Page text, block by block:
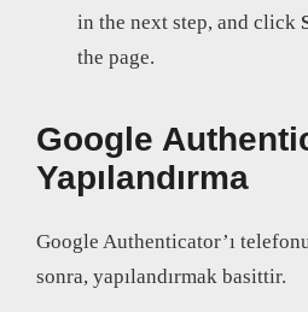
in the next step, and click
the page.
Google
Yapılandırma
Google Authenticator’ı
sonra, yapılandırmak basittir.